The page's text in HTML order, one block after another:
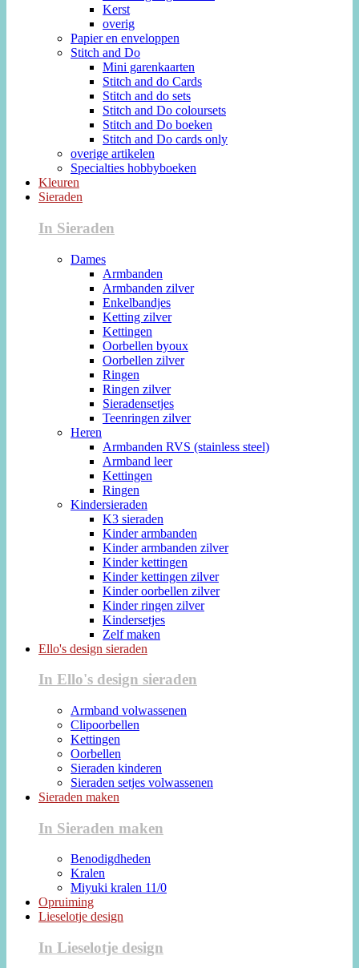
Kerst
overig
Papier en enveloppen
Stitch and Do
Mini garenkaarten
Stitch and do Cards
Stitch and do sets
Stitch and Do coloursets
Stitch and Do boeken
Stitch and Do cards only
overige artikelen
Specialties hobbyboeken
Kleuren
Sieraden
In Sieraden
Dames
Armbanden
Armbanden zilver
Enkelbandjes
Ketting zilver
Kettingen
Oorbellen byoux
Oorbellen zilver
Ringen
Ringen zilver
Sieradensetjes
Teenringen zilver
Heren
Armbanden RVS (stainless steel)
Armband leer
Kettingen
Ringen
Kindersieraden
K3 sieraden
Kinder armbanden
Kinder armbanden zilver
Kinder kettingen
Kinder kettingen zilver
Kinder oorbellen zilver
Kinder ringen zilver
Kindersetjes
Zelf maken
Ello's design sieraden
In Ello's design sieraden
Armband volwassenen
Clipoorbellen
Kettingen
Oorbellen
Sieraden kinderen
Sieraden setjes volwassenen
Sieraden maken
In Sieraden maken
Benodigdheden
Kralen
Miyuki kralen 11/0
Opruiming
Lieselotje design
In Lieselotje design